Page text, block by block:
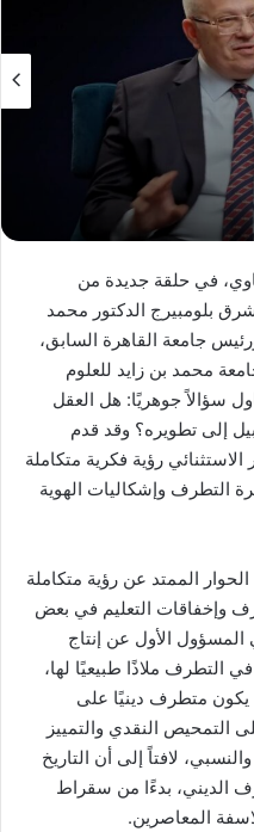
في حلقة جديدة من
بلومبيرج الدكتور محمد
جامعة القاهرة السابق،
محمد بن زايد للعلوم
سؤالاً جوهريًا: هل العقل
إلى تطويره؟ وقد قدم
رؤية فكرية متكاملة
التطرف وإشكاليات الهوية
الممتد عن رؤية متكاملة
وإخفاقات التعليم في بعض
المسؤول الأول عن إنتاج
التطرف ملاذًا طبيعيًا لها،
يكون متطرف دينيًا على
التمحيص النقدي والتمييز
لافتاً إلى أن التاريخ
الديني، بدءًا من سقراط
المعاصرين.